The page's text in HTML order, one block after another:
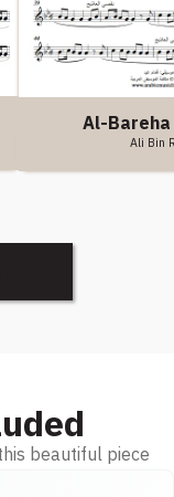
Al-
Ali Bin
beautiful piece